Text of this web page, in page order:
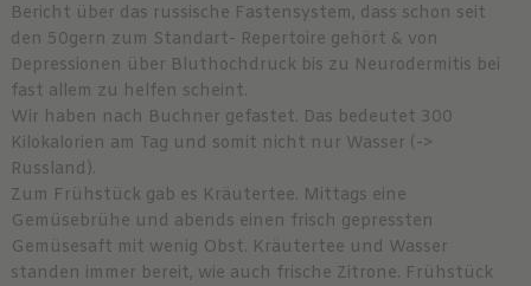
Bericht über das russische Fastensystem, dass schon seit
den 50gern zum Standart- Repertoire gehört & von
Depressionen über Bluthochdruck bis zu Neurodermitis bei
fast allem zu helfen scheint.
Wir haben nach Buchner gefastet. Das bedeutet 300
Kilokalorien am Tag und somit nicht nur Wasser (->
Russland).
Zum Frühstück gab es Kräutertee. Mittags eine
Gemüsebrühe und abends einen frisch gepressten
Gemüsesaft mit wenig Obst. Kräutertee und Wasser
standen immer bereit, wie auch frische Zitrone. Frühstück